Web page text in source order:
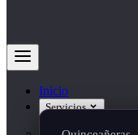
Inicio
Servicios